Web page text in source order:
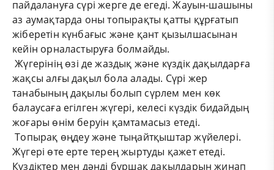
пайдалануға сүрі жерге де егеді. Жауын-шашыны
аз аумақтарда оны топырақты қатты құрғатып
жіберетін күнбағыс және қант қызылшасынан
кейін орналастыруға болмайды.
Жүгерінің өзі де жаздық және күздік дақылдарға
жақсы алғы дақыл бола алады. Сүрі жер
танабының дақылы болып сүрлем мен көк
балаусаға егілген жүгері, келесі күздік бидайдың
жоғары өнім беруін қамтамасыз етеді.
Топырақ өңдеу және тыңайтқыштар жүйелері.
Жүгері өте ерте терең жыртуды қажет етеді.
Күздіктер мен дәнді бұршақ дақылдарын жинап